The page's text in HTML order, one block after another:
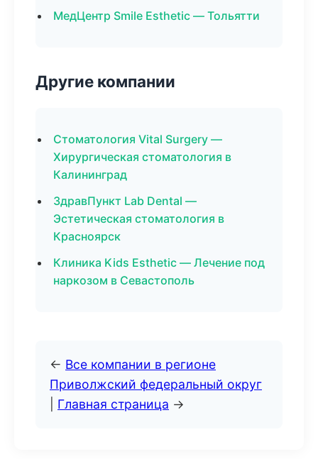
МедЦентр Smile Esthetic — Тольятти
Другие компании
Стоматология Vital Surgery —
Хирургическая стоматология в
Калининград
ЗдравПункт Lab Dental —
Эстетическая стоматология в
Красноярск
Клиника Kids Esthetic — Лечение под
наркозом в Севастополь
← Все компании в регионе
Приволжский федеральный округ
Главная страница →